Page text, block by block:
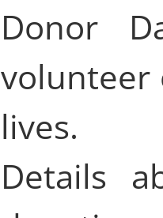
Donor
volunteer
lives.
Details